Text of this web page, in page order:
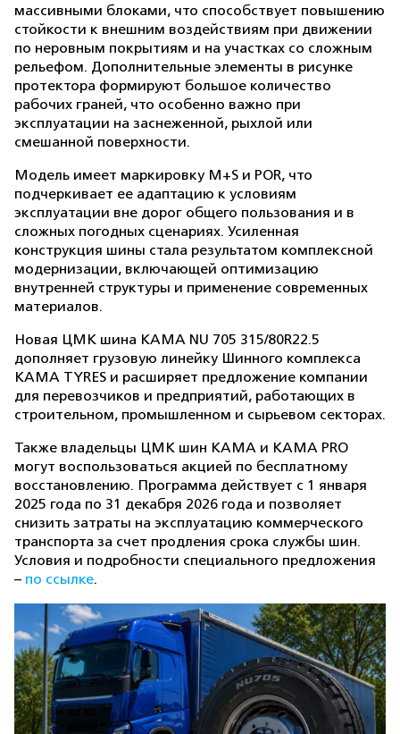
массивными блоками, что способствует повышению
стойкости к внешним воздействиям при движении
по неровным покрытиям и на участках со сложным
рельефом. Дополнительные элементы в рисунке
протектора формируют большое количество
рабочих граней, что особенно важно при
эксплуатации на заснеженной, рыхлой или
смешанной поверхности.
Модель имеет маркировку M+S и POR, что
подчеркивает ее адаптацию к условиям
эксплуатации вне дорог общего пользования и в
сложных погодных сценариях. Усиленная
конструкция шины стала результатом комплексной
модернизации, включающей оптимизацию
внутренней структуры и применение современных
материалов.
Новая ЦМК шина KAMA NU 705 315/80R22.5
дополняет грузовую линейку Шинного комплекса
KAMA TYRES и расширяет предложение компании
для перевозчиков и предприятий, работающих в
строительном, промышленном и сырьевом секторах.
Также владельцы ЦМК шин KAMA и KAMA PRO
могут воспользоваться акцией по бесплатному
восстановлению. Программа действует с 1 января
2025 года по 31 декабря 2026 года и позволяет
снизить затраты на эксплуатацию коммерческого
транспорта за счет продления срока службы шин.
Условия и подробности специального предложения
– по ссылке.